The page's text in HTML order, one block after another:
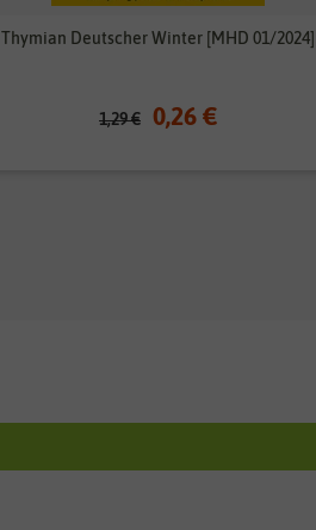
Thymian Deutscher Winter [MHD 01/2024]
1,29 € 0,26 €